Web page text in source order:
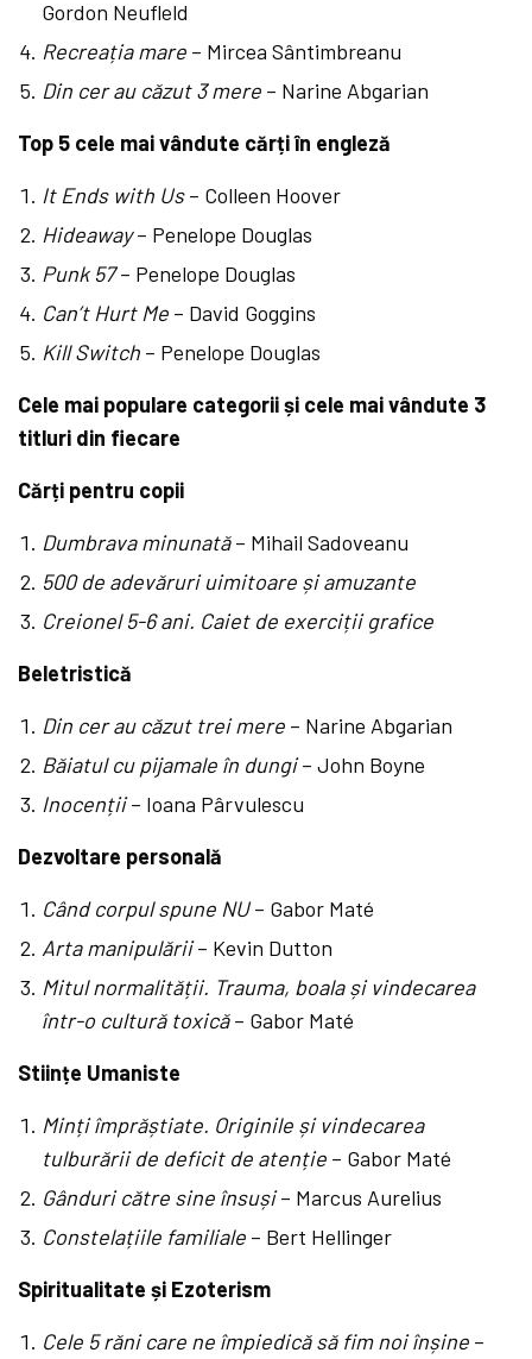
Gordon Neufleld
Recreația mare – Mircea Sântimbreanu
Din cer au căzut 3 mere – Narine Abgarian
Top 5 cele mai vândute cărți în engleză
It Ends with Us– Colleen Hoover
Hideaway– Penelope Douglas
Punk 57– Penelope Douglas
Can’t Hurt Me – David Goggins
Kill Switch – Penelope Douglas
Cele mai populare categorii și cele mai vândute 3
titluri din fiecare
Cărți pentru copii
Dumbrava minunată– Mihail Sadoveanu
500 de adevăruri uimitoare și amuzante
Creionel 5-6 ani. Caiet de exerciții grafice
Beletristică
Din cer au căzut trei mere – Narine Abgarian
Băiatul cu pijamale în dungi– John Boyne
Inocenții– Ioana Pârvulescu
Dezvoltare personală
Când corpul spune NU– Gabor Maté
Arta manipulării– Kevin Dutton
Mitul normalității. Trauma, boala și vindecarea
într-o cultură toxică– Gabor Maté
Stiințe Umaniste
Minți împrăștiate. Originile și vindecarea
tulburării de deficit de atenție – Gabor Maté
Gânduri către sine însuși– Marcus Aurelius
Constelațiile familiale – Bert Hellinger
Spiritualitate și Ezoterism
Cele 5 răni care ne împiedică să fim noi înșine –